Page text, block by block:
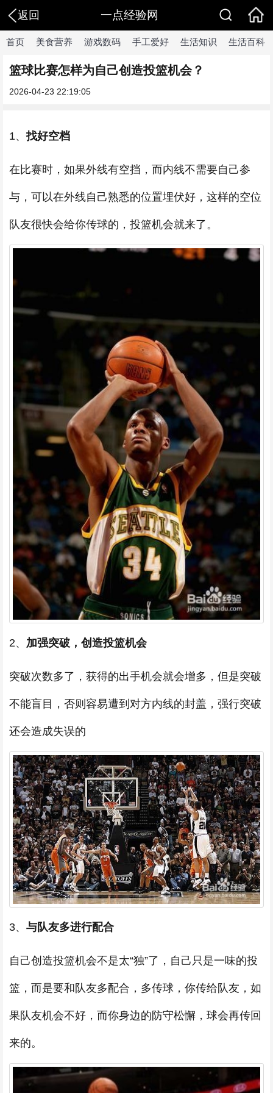
返回 一点经验网
首页 美食营养 游戏数码 手工爱好 生活知识 生活百科
篮球比赛怎样为自己创造投篮机会？
2026-04-23 22:19:05
1、找好空档
在比赛时，如果外线有空挡，而内线不需要自己参
与，可以在外线自己熟悉的位置埋伏好，这样的空位
队友很快会给你传球的，投篮机会就来了。
2、 加强突破，创造投篮机会
突破次数多了，获得的出手机会就会增多，但是突破
不能盲目，否则容易遭到对方内线的封盖，强行突破
还会造成失误的
3、 与队友多进行配合
自己创造投篮机会不是太“独”了，自己只是一味的投
篮，而是要和队友多配合，多传球，你传给队友，如
果队友机会不好，而你身边的防守松懈，球会再传回
来的。